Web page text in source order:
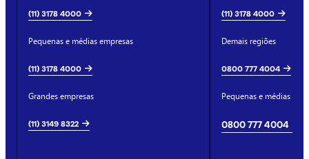
(11) 3178 4000
Pequenas e médias empresas
(11) 3178 4000
Grandes empresas
(11) 3149 8322
(11) 3178 4000
Demais regiões
0800 777 4004
Pequenas e médias
0800 777 4004